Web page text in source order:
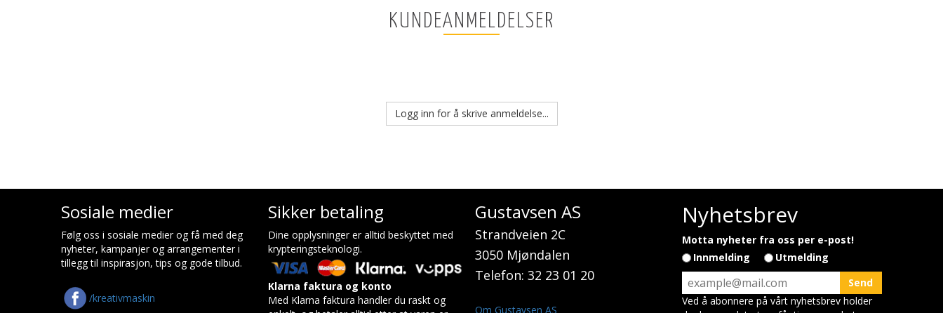
KUNDEANMELDELSER
Logg inn for å skrive anmeldelse...
Sosiale medier
Følg oss i sosiale medier og få med deg
nyheter, kampanjer og arrangementer i
tillegg til inspirasjon, tips og gode tilbud.
/kreativmaskin
Sikker betaling
Dine opplysninger er alltid beskyttet med
krypteringsteknologi.
Klarna faktura og konto
Med Klarna faktura handler du raskt og
Gustavsen AS
Strandveien 2C
3050 Mjøndalen
Telefon: 32 23 01 20
Om Gustavsen AS
Nyhetsbrev
Motta nyheter fra oss per e-post!
Innmelding
Utmelding
Ved å abonnere på vårt nyhetsbrev holder